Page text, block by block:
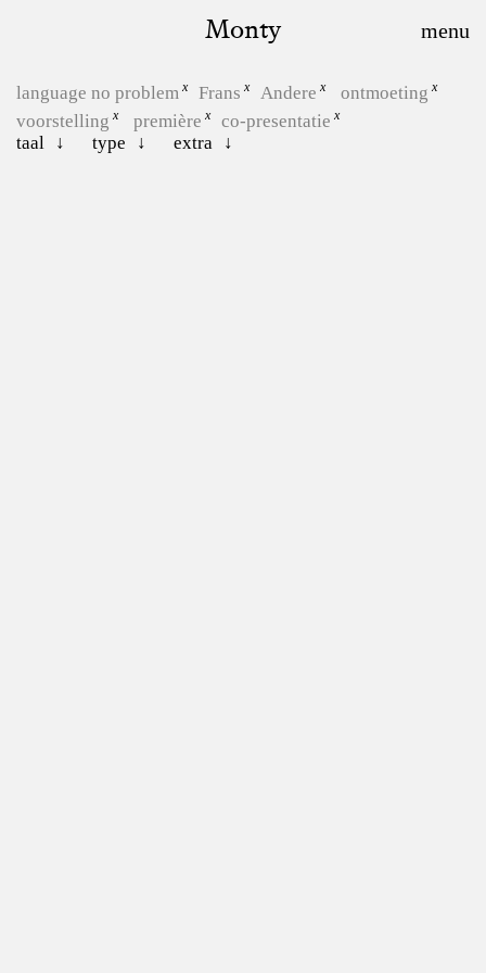
Monty
language no problem Frans Andere
ontmoeting
voorstelling
première
co-presentatie
taal
type extra